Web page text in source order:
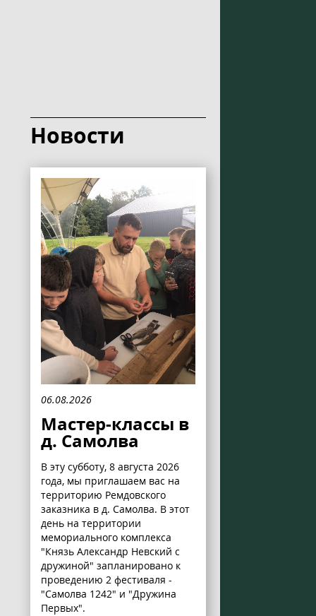
Новости
06.08.2026
Мастер-классы в
д. Самолва
В эту субботу, 8 августа 2026
года, мы приглашаем вас на
территорию Ремдовского
заказника в д. Самолва. В этот
день на территории
мемориального комплекса
"Князь Александр Невский с
дружиной" запланировано к
проведению 2 фестиваля -
"Самолва 1242" и "Дружина
Первых".